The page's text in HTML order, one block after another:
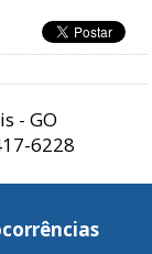
- GO
6228